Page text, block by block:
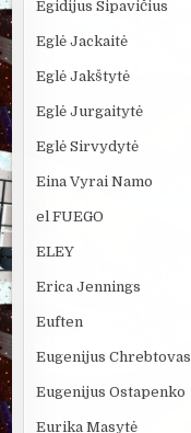
Egidijus Sipavičius
Eglė Jackaitė
Eglė Jakštytė
Eglė Jurgaitytė
Eglė Sirvydytė
Eina Vyrai Namo
el FUEGO
ELEY
Erica Jennings
Euften
Eugenijus Chrebtovas
Eugenijus Ostapenko
Eurika Masytė